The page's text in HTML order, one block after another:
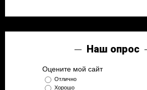
Наш опрос
Оцените мой сайт
Отлично
Хорошо